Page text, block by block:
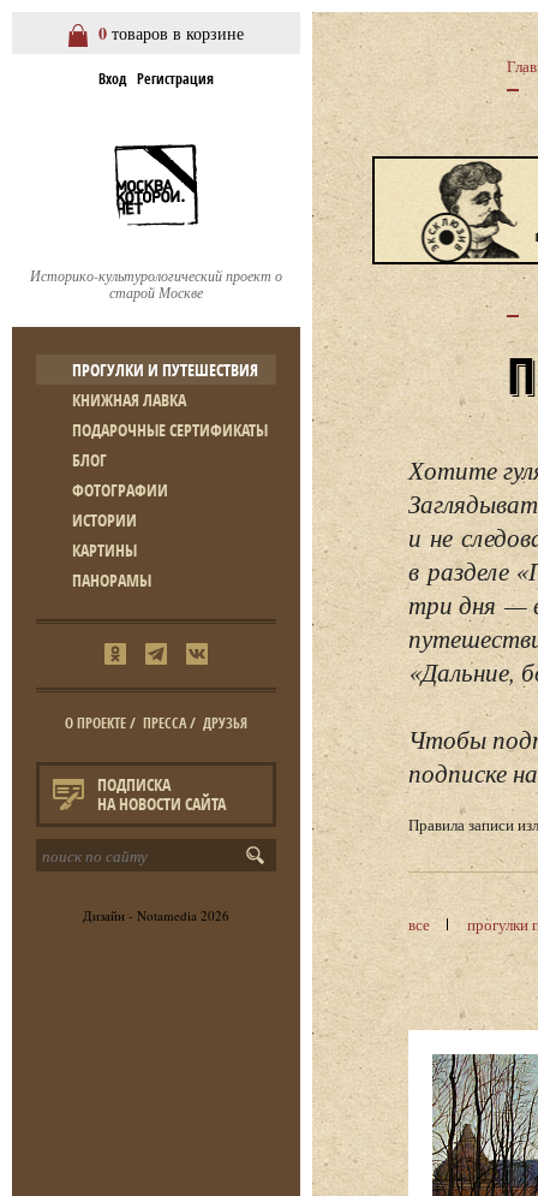
0 товаров в корзине
Вход Регистрация
Историко-культурологический проект о
старой Москве
ПРОГУЛКИ И ПУТЕШЕСТВИЯ
КНИЖНАЯ ЛАВКА
ПОДАРОЧНЫЕ СЕРТИФИКАТЫ
БЛОГ
ФОТОГРАФИИ
ИСТОРИИ
КАРТИНЫ
ПАНОРАМЫ
О ПРОЕКТЕ/ ПРЕССА/ ДРУЗЬЯ
ПОДПИСКА
НА НОВОСТИ САЙТА
Дизайн - Notamedia 2026
Хотите
и не
в разделе
три дня —
«Дальние,
Чтобы
подписке
Правила записи
все прогулки